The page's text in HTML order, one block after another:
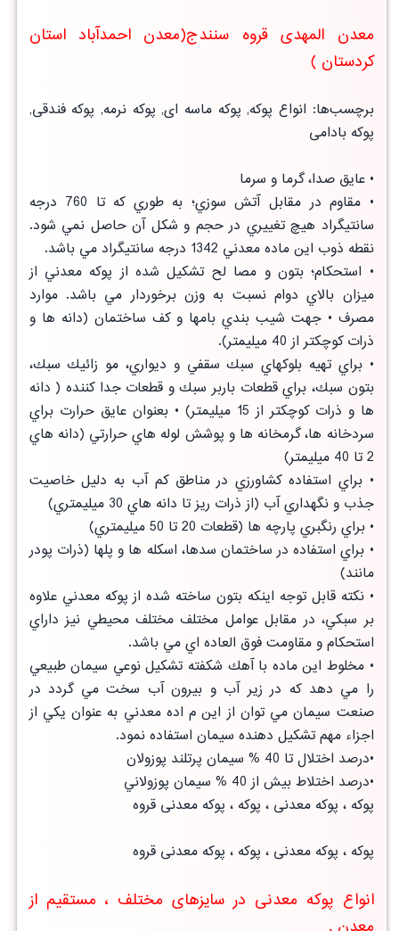
معدن المهدی قروه سنندج(معدن احمدآباد استان
کردستان )
برچسب‌ها: انواع پوکه, پوکه ماسه ای, پوکه نرمه, پوکه فندقی,
پوکه بادامی
• عايق صدا، گرما و سرما
• مقاوم در مقابل آتش سوزي؛ به طوري كه تا 760 درجه
سانتيگراد هيچ تغييري در حجم و شكل آن حاصل نمي شود.
نقطه ذوب اين ماده معدني 1342 درجه سانتيگراد مي باشد.
• استحكام؛ بتون و مصا لح تشكيل شده از پوكه معدني از
ميزان بالاي دوام نسبت به وزن برخوردار مي باشد. موارد
مصرف • جهت شيب بندي بامها و كف ساختمان (دانه ها و
ذرات كوچكتر از 40 ميليمتر).
• براي تهيه بلوكهاي سبك سقفي و ديواري، مو زائيك سبك،
بتون سبك، براي قطعات باربر سبك و قطعات جدا كننده ( دانه
ها و ذرات كوچكتر از 15 ميليمتر) • بعنوان عايق حرارت براي
سردخانه ها، گرمخانه ها و پوشش لوله هاي حرارتي (دانه هاي
2 تا 40 ميليمتر)
• براي استفاده كشاورزي در مناطق كم آب به دليل خاصيت
جذب و نگهداري آب (از ذرات ريز تا دانه هاي 30 ميليمتري)
• براي رنگبري پارچه ها (قطعات 20 تا 50 ميليمتري)
• براي استفاده در ساختمان سدها، اسكله ها و پلها (ذرات پودر
مانند)
• نكته قابل توجه اينكه بتون ساخته شده از پوكه معدني علاوه
بر سبكي، در مقابل عوامل مختلف مختلف محيطي نيز داراي
استحكام و مقاومت فوق العاده اي مي باشد.
• مخلوط اين ماده با آهك شكفته تشكيل نوعي سيمان طبيعي
را مي دهد كه در زير آب و بيرون آب سخت مي گردد در
صنعت سيمان مي توان از اين م اده معدني به عنوان يكي از
اجزاء مهم تشكيل دهنده سيمان استفاده نمود.
•درصد اختلال تا 40 % سيمان پرتلند پوزولان
•درصد اختلاط بيش از 40 % سيمان پوزولاني
پوكه ، پوکه معدنی ، پوکه ، پوکه معدنی قروه
پوكه ، پوکه معدنی ، پوکه ، پوکه معدنی قروه
انواع پوكه معدنی در سایزهای مختلف ، مستقیم از